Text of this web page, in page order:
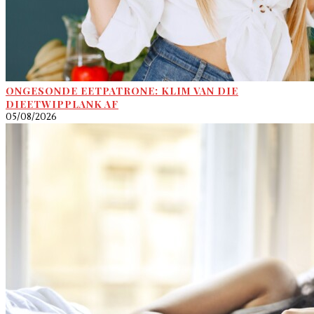
ONGESONDE EETPATRONE: KLIM VAN DIE
DIEETWIPPLANK AF
05/08/2026